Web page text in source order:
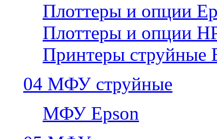
Плоттеры и опции
Плоттеры и опции
Принтеры струйные
04 МФУ струйные
МФУ Epson